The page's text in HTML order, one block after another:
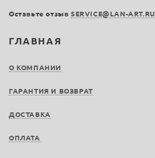
ГЛАВНАЯ
О КОМПАНИИ
ГАРАНТИЯ И ВОЗВРАТ
ДОСТАВКА
ОПЛАТА
Оставьте отзыв SERVICE@LAN-ART.RU